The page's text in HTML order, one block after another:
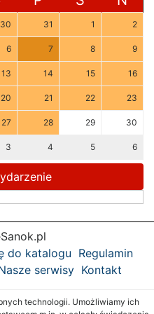
30 31 1 2
6 7 8 9
13 14 15 16
20 21 22 23
27 28 29 30
3 4 5 6
do katalogu Regulamin
serwisy Kontakt
technologii. Umożliwiamy ich